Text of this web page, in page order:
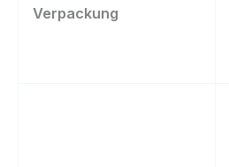
Verpackung